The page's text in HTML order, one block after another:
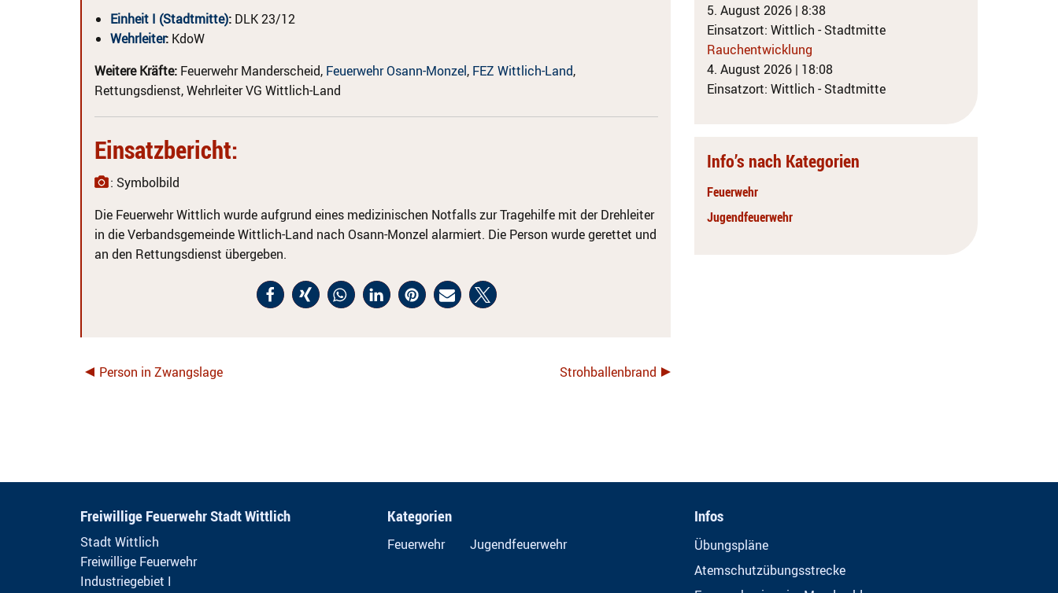
Einheit I (Stadtmitte): DLK 23/12
Wehrleiter: KdoW
Weitere Kräfte: Feuerwehr Manderscheid, Feuerwehr Osann-Monzel, FEZ Wittlich-Land,
Rettungsdienst, Wehrleiter VG Wittlich-Land
Einsatzbericht:
: Symbolbild
Die Feuerwehr Wittlich wurde aufgrund eines medizinischen Notfalls zur Tragehilfe mit der Drehleiter
in die Verbandsgemeinde Wittlich-Land nach Osann-Monzel alarmiert. Die Person wurde gerettet und
an den Rettungsdienst übergeben.
Person in Zwangslage Strohballenbrand
5. August 2026 | 8:38
Einsatzort: Wittlich - Stadtmitte
Rauchentwicklung
4. August 2026 | 18:08
Einsatzort: Wittlich - Stadtmitte
Info’s nach Kategorien
Feuerwehr
Jugendfeuerwehr
Freiwillige Feuerwehr Stadt Wittlich
Stadt Wittlich
Freiwillige Feuerwehr
Industriegebiet I
Kategorien
Feuerwehr Jugendfeuerwehr
Infos
Übungspläne
Atemschutzübungsstrecke